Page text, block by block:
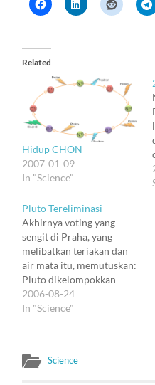
Related
Hidup CHON
2007-01-09
In "Science"
Pluto Tereliminasi
Akhirnya voting yang
sengit di Praha, yang
melibatkan teriakan dan
air mata itu, memutuskan:
Pluto dikelompokkan
bukan lagi sebagai planet,
tetapi sebagai planet
adalah bahwa planet
2006-08-24
In "Science"
Science